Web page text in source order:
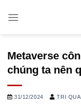
qua
Metaverse
chúng ta nên
31/12/2024 TRI